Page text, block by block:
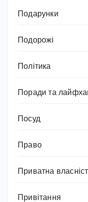
Подарунки
Подорожі
Політика
Поради та
Посуд
Право
Приватна
Привітання